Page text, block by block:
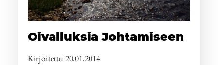
Oivalluksia Johtamiseen
Kirjoitettu 20.01.2014